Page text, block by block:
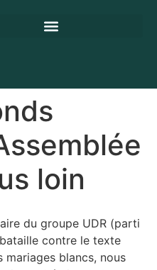
loin
du groupe UDR (parti
contre le texte
mariages blancs, nous